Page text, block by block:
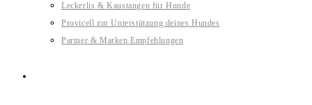
Leckerlis & Kaustangen für Hunde
Provicell zur Unterstützung deines Hundes
Partner & Marken Empfehlungen